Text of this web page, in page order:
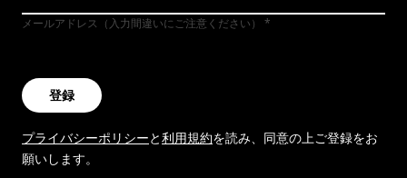
メールアドレス（入力間違いにご注意ください）
登録
プライバシーポリシーと利用規約を読み、同意の上ご登録をお
願いします。